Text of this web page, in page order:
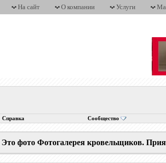
На сайт О компании Услуги
Справка Сообщество
фото Фотогалерея кровельщиков.